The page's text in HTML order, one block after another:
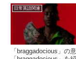
日常英語関連
「braggadocious」の